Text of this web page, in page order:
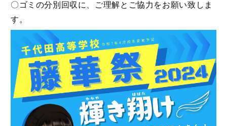
〇ゴミの分別回収に、ご理解とご協力をお願い致しま
す。